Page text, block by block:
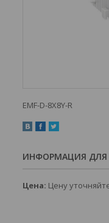
EMF-D-8X8Y-R
ИНФОРМАЦИЯ ДЛЯ
Цена: Цену